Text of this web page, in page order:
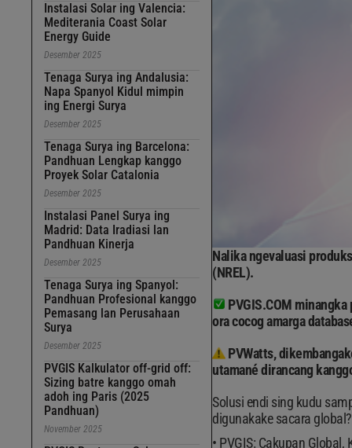
Instalasi Solar ing Valencia:
Mediterania Coast Solar
Energy Guide
Desember 2025
Tenaga Surya ing Andalusia:
Napa Spanyol Kidul mimpin
ing Energi Surya
Desember 2025
Tenaga Surya ing Barcelona:
Pandhuan Lengkap kanggo
Proyek Solar Catalonia
Desember 2025
Instalasi Panel Surya ing
Madrid: Data Iradiasi lan
Pandhuan Kinerja
Desember 2025
Tenaga Surya ing Spanyol:
Pandhuan Profesional kanggo
Pemasang lan Perusahaan
Surya
Desember 2025
PVGIS Kalkulator off-grid off:
Sizing batre kanggo omah
adoh ing Paris (2025
Pandhuan)
November 2025
Nalika ngevaluasi
(NREL).
PVGIS.COM
ora cocog amarga
PVWatts,
utamané dirancang
Solusi endi sing kudu
digunakake sacara
PVGIS: Cakupan Global,